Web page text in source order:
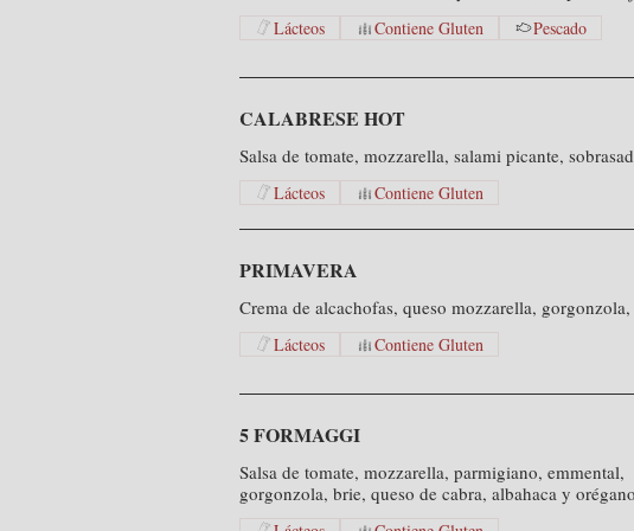
Lácteos Contiene Gluten Pescado
CALABRESE HOT
Salsa de tomate, mozzarella, salami picante,
Lácteos Contiene Gluten
PRIMAVERA
Crema de alcachofas, queso mozzarella,
Lácteos Contiene Gluten
5 FORMAGGI
Salsa de tomate, mozzarella, parmigiano, emmental,
gorgonzola, brie, queso de cabra, albahaca y orégano